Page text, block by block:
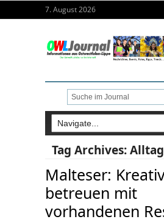
7. August 2026
Tag Archives:
Malteser:
betreuen mit
vorhandenen